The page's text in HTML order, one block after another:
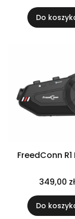
Do
FreedConn R1
349,00 zł
Do